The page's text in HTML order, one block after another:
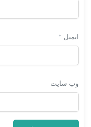
ایمیل *
وب‌ سایت